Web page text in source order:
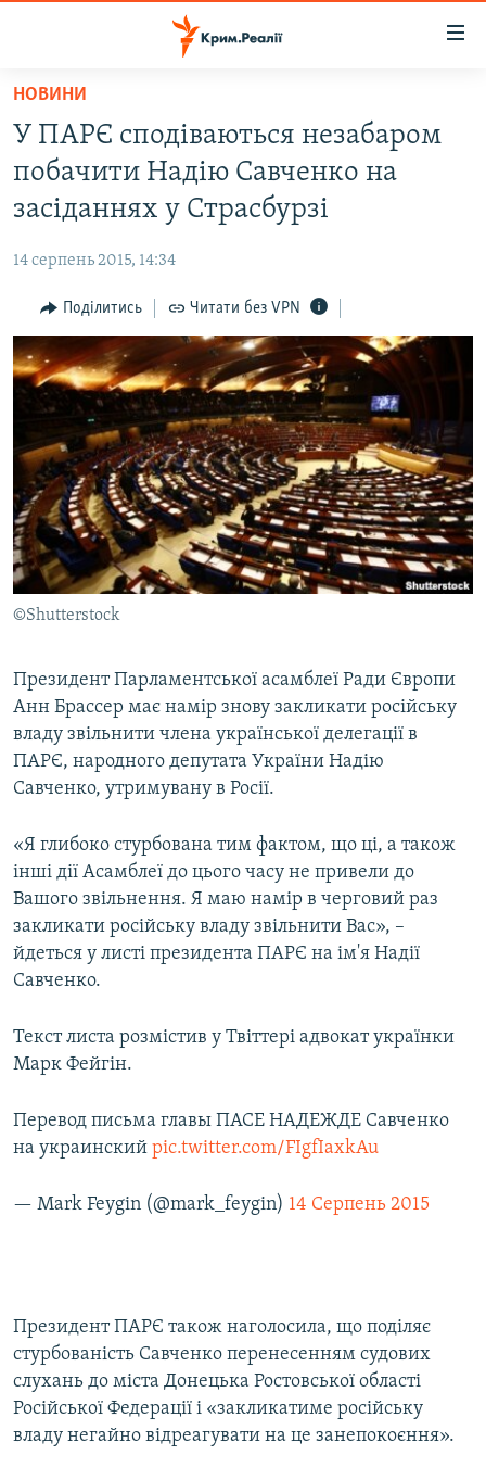
Перейти
основного
матеріалу
Перейти
до
основної
навігації
Перейти
до
пошуку
ВОДА.КРИМ
ВІДЕО ТА ФОТО
БЛОГИ
ПОГЛЯД
ІНТЕРВ'Ю
ВСЕ ЗА ДЕНЬ
СПЕЦПРОЕКТИ
ДЕПОРТАЦІЯ
ВІДЕОУРОКИ «ELIFBE»
СВІДЧЕННЯ ОКУПАЦІЇ
УКРАЇНСЬКА ПРОБЛЕМА КРИМУ
ІНФОГРАФІКА
ЯК ОБІЙТИ БЛОКУВАННЯ
Русский
Qırımtatar
ДОЛУЧАЙСЯ!
Усі сайти RFE/RL
НОВИНИ
У ПАРЄ сподіваються незабаром
побачити Надію Савченко на
засіданнях у Страсбурзі
14 серпень 2015, 14:34
Поділитись Читати без VPN
©Shutterstock
Президент Парламентської асамблеї Ради Європи
Анн Брассер має намір знову закликати російську
владу звільнити члена української делегації в
ПАРЄ, народного депутата України Надію
Савченко, утримувану в Росії.
«Я глибоко стурбована тим фактом, що ці, а також
інші дії Асамблеї до цього часу не привели до
Вашого звільнення. Я маю намір в черговий раз
закликати російську владу звільнити Вас», –
йдеться у листі президента ПАРЄ на ім'я Надії
Савченко.
Текст листа розмістив у Твіттері адвокат українки
Марк Фейгін.
Перевод письма главы ПАСЕ НАДЕЖДЕ Савченко
на украинский pic.twitter.com/FIgfIaxkAu
— Mark Feygin (@mark_feygin) 14 Серпень 2015
Президент ПАРЄ також наголосила, що поділяє
стурбованість Савченко перенесенням судових
слухань до міста Донецька Ростовської області
Російської Федерації і «закликатиме російську
владу негайно відреагувати на це занепокоєння».